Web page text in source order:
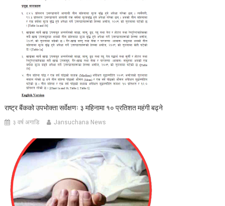
राष्ट्र बैंकको उपभोक्ता सर्वेक्षणः ३ महिनामा १० प्रतिशत महंगी बढ्ने
३ वर्ष अगाडि Jansuchana News